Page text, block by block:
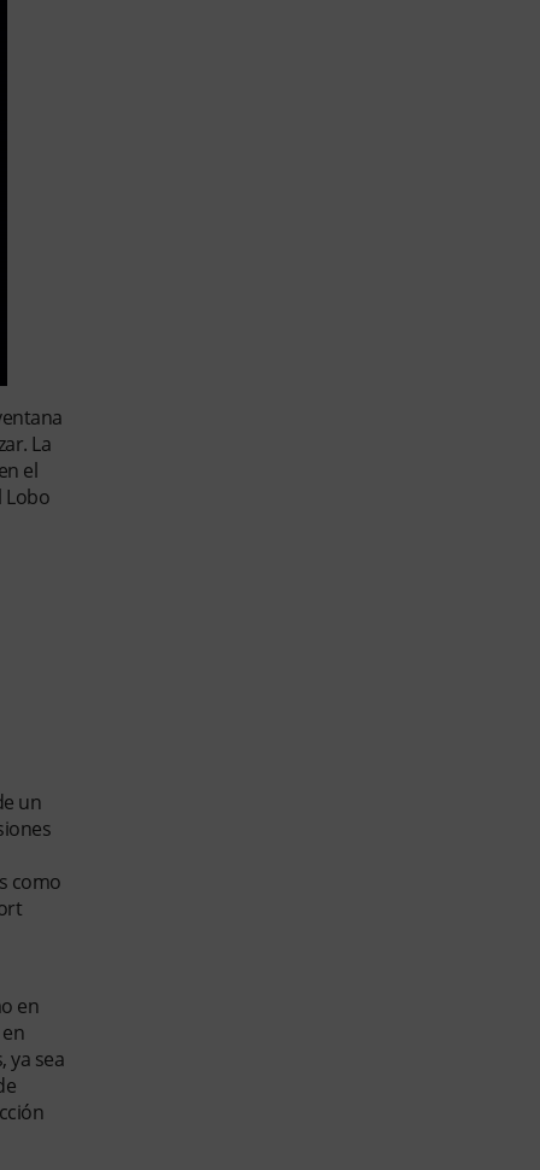
La
el
Lobo
un
como
en
ya sea